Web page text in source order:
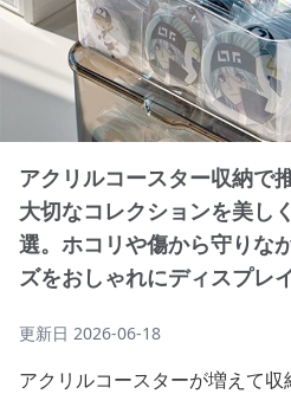
アクリルコースター収納で
大切なコレクションを美し
選。ホコリや傷から守りな
ズをおしゃれにディスプレ
更新日 2026-06-18
アクリルコースターが増えて